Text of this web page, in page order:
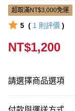
超取滿NT$3,000免運
5 ( 1 則評價 )
NT$1,200
請選擇商品選項